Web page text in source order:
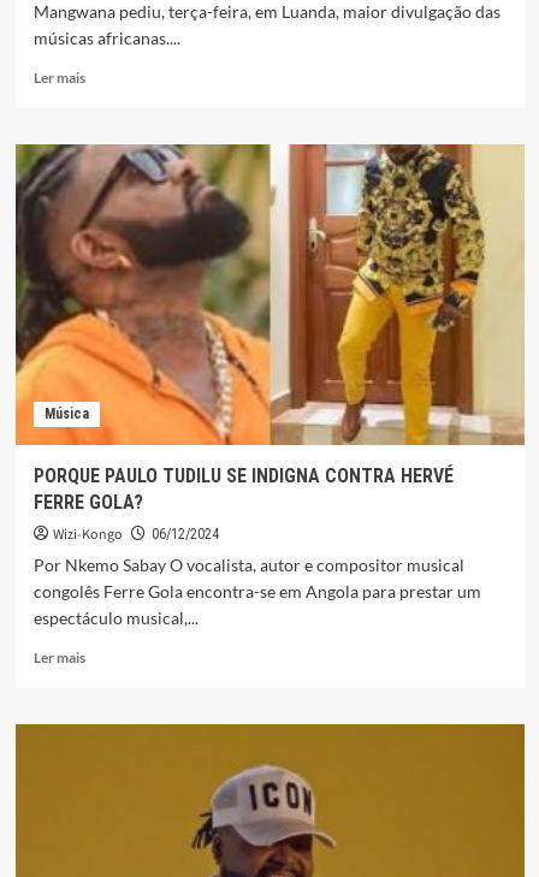
Mangwana pediu, terça-feira, em Luanda, maior divulgação das
músicas africanas....
Ler maisLeia
SAM
MANGWANA
DEFENDE
MAIOR
DIVULGACAO
DA
MÚSICA
AFRICANA
Música
PORQUE PAULO TUDILU SE INDIGNA CONTRA HERVÉ
FERRE GOLA?
Wizi-Kongo 06/12/2024
Por Nkemo Sabay O vocalista, autor e compositor musical
congolês Ferre Gola encontra-se em Angola para prestar um
espectáculo musical,...
Ler maisLeia
PORQUE